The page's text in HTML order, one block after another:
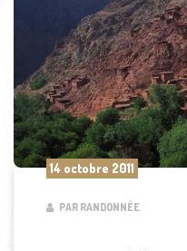
14 octobre 2011
PAR RANDONNÉE